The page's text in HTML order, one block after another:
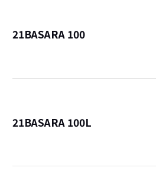
21BASARA 100
21BASARA 100L